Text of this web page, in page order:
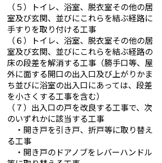
（５）トイレ、浴室、脱衣室その他の居
室及び玄関、並びにこれらを結ぶ経路に
手すりを取り付ける工事
（６）トイレ、浴室、脱衣室その他の居
室及び玄関、並びにこれらを結ぶ経路の
床の段差を解消する工事（勝手口等、屋
外に面する開口の出入口及び上がりかま
ち並びに浴室の出入口にあっては、段差
を小さくする工事を含む）
（７）出入口の戸を改良する工事で、次
のいずれかに該当する工事
・開き戸を引き戸、折戸等に取り替え
る工事
・開き戸のドアノブをレバーハンドル